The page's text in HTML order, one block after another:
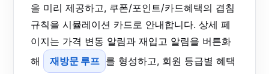
을 미리 제공하고, 쿠폰/포인트/카드혜택의 겹침
규칙을 시뮬레이션 카드로 안내합니다. 상세 페
이지는 가격 변동 알림과 재입고 알림을 버튼화
해
재방문 루프 를 형성하고, 회원 등급별 혜택